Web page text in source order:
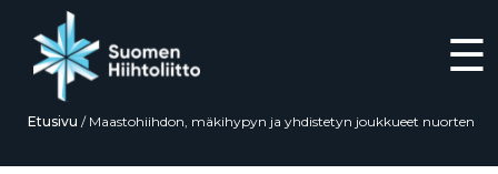
☰
Etusivu / Maastohiihdon, mäkihypyn ja yhdistetyn joukkueet nuorten